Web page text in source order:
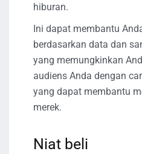
hiburan.
Ini dapat membantu
berdasarkan data dan
yang memungkinkan
audiens Anda dengan
yang dapat membantu
merek.
Niat beli